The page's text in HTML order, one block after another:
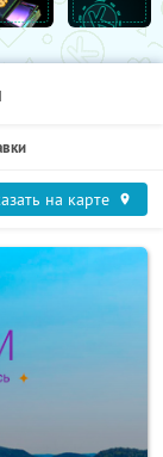
на карте